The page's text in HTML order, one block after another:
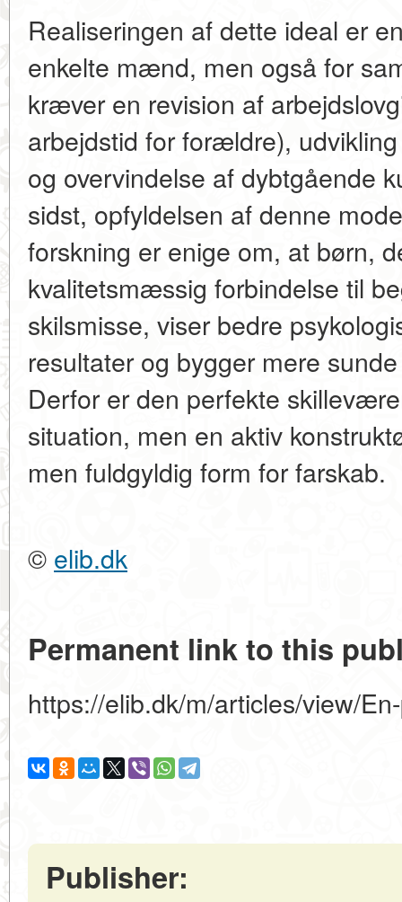
Realiseringen af dette ideal er
enkelte mænd, men også for
kræver en revision af
arbejdstid for forældre),
og overvindelse af dybtgående
sidst, opfyldelsen af denne
forskning er enige om, at børn,
kvalitetsmæssig forbindelse til
skilsmisse, viser bedre
resultater og bygger mere
Derfor er den perfekte
situation, men en aktiv
men fuldgyldig form for farskab.
© elib.dk
Permanent link to this
https://elib.dk/m/articles/view/
Publisher: